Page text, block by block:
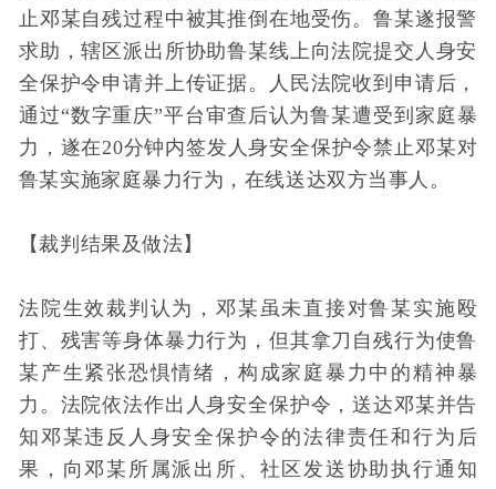
止邓某自残过程中被其推倒在地受伤。鲁某遂报警
求助，辖区派出所协助鲁某线上向法院提交人身安
全保护令申请并上传证据。人民法院收到申请后，
通过“数字重庆”平台审查后认为鲁某遭受到家庭暴
力，遂在20分钟内签发人身安全保护令禁止邓某对
鲁某实施家庭暴力行为，在线送达双方当事人。
【裁判结果及做法】
法院生效裁判认为，邓某虽未直接对鲁某实施殴
打、残害等身体暴力行为，但其拿刀自残行为使鲁
某产生紧张恐惧情绪，构成家庭暴力中的精神暴
力。法院依法作出人身安全保护令，送达邓某并告
知邓某违反人身安全保护令的法律责任和行为后
果，向邓某所属派出所、社区发送协助执行通知